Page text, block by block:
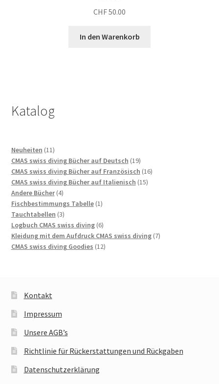
CHF50.00
In den Warenkorb
Katalog
Neuheiten 1111
Produkte
CMAS swiss diving Bücher auf Deutsch 1919
Produkte
CMAS swiss diving Bücher auf Französisch 1616
CMAS swiss diving Bücher auf Italienisch 1515
Andere Bücher 44
Produkte
Fischbestimmungs Tabelle 11
Tauchtabellen 33
Produkte
Logbuch CMAS swiss diving 66
Produkte
Kleidung mit dem Aufdruck CMAS swiss diving 77
CMAS swiss diving Goodies 1212
Kontakt
Impressum
Unsere AGB’s
Richtlinie für Rückerstattungen und Rückgaben
Datenschutzerklärung